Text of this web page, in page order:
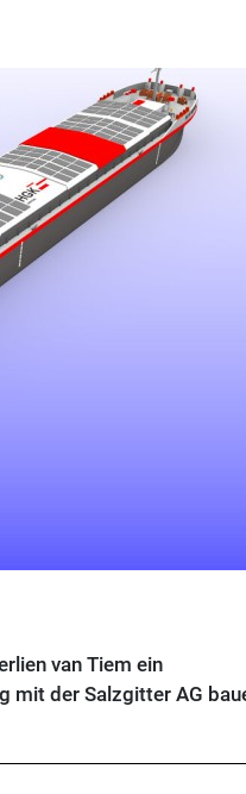
van Tiem ein
mit der Salzgitter AG